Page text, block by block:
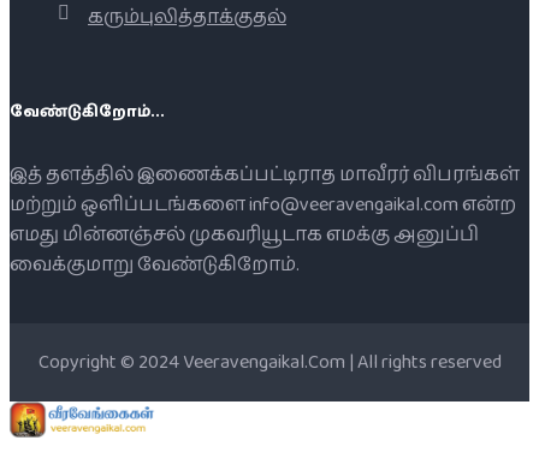
கரும்புலித்தாக்குதல்
வேண்டுகிறோம்...
இத் தளத்தில் இணைக்கப்பட்டிராத மாவீரர் விபரங்கள்
மற்றும் ஒளிப்படங்களை info@veeravengaikal.com என்ற
எமது மின்னஞ்சல் முகவரியூடாக எமக்கு அனுப்பி
வைக்குமாறு வேண்டுகிறோம்.
Copyright © 2024 Veeravengaikal.Com | All rights reserved